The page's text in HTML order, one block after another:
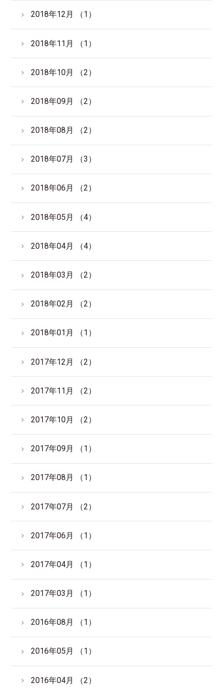
2018年12月 （1）
2018年11月 （1）
2018年10月 （2）
2018年09月 （2）
2018年08月 （2）
2018年07月 （3）
2018年06月 （2）
2018年05月 （4）
2018年04月 （4）
2018年03月 （2）
2018年02月 （2）
2018年01月 （1）
2017年12月 （2）
2017年11月 （2）
2017年10月 （2）
2017年09月 （1）
2017年08月 （1）
2017年07月 （2）
2017年06月 （1）
2017年04月 （1）
2017年03月 （1）
2016年08月 （1）
2016年05月 （1）
2016年04月 （2）